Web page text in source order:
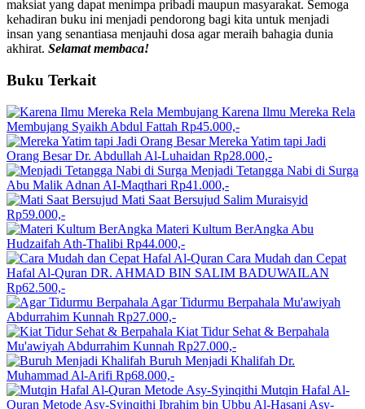
maksiat yang dapat menimpa pribadi maupun masyarakat. Semoga
kehadiran buku ini menjadi pendorong bagi kita untuk menjadi
insan yang senantiasa menjauhi dosa agar meraih bahagia dunia
akhirat. Selamat membaca!
Buku Terkait
Karena Ilmu Mereka Rela
Membujang Syaikh Abdul Fattah Rp45.000,-
Mereka Yatim tapi Jadi
Orang Besar Dr. Abdullah Al-Luhaidan Rp28.000,-
Menjadi Tetangga Nabi di Surga
Abu Malik Adnan AI-Maqthari Rp41.000,-
Mati Saat Bersujud Salim Muraisyid
Rp59.000,-
Materi Kultum BerAngka Abu
Hudzaifah Ath-Thalibi Rp44.000,-
Cara Mudah dan Cepat
Hafal Al-Quran DR. AHMAD BIN SALIM BADUWAILAN
Rp62.500,-
Agar Tidurmu Berpahala Mu'awiyah
Abdurrahim Kunnah Rp27.000,-
Kiat Tidur Sehat & Berpahala
Mu'awiyah Abdurrahim Kunnah Rp27.000,-
Buruh Menjadi Khalifah Dr.
Muhammad Al-Arifi Rp68.000,-
Mutqin Hafal Al-
Quran Metode Asy-Syinqithi Ibrahim bin Ubbu Al-Hasani Asy-